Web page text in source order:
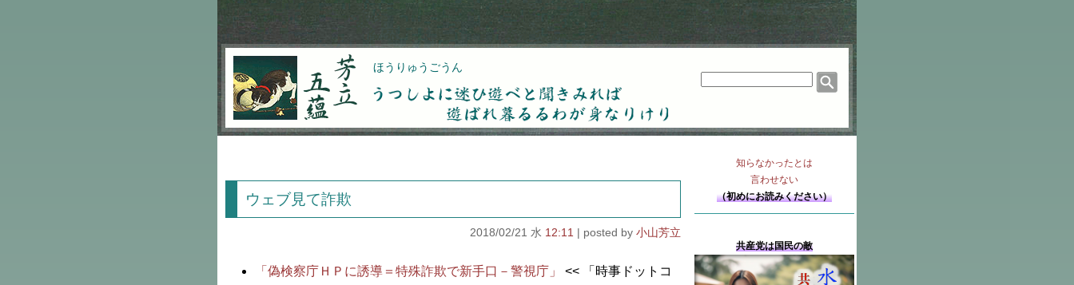
芳立五蘊 ほうりゅうごうん
うつしよに迷ひ遊べと聞きみれば遊ばれ暮るるわが
ウェブ見て詐欺
2018/02/21 水 12:11 小山芳立
「偽検察庁ＨＰに誘導＝特殊詐欺で新手口－警視庁」
<< 「時事ドットコ
知らなかったとは
言わせない
（初めにお読みください）
共産党は国民の敵